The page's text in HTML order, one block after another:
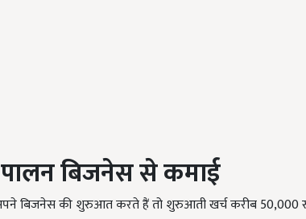
पालन बिजनेस से कमाई
बिजनेस की शुरुआत करते हैं तो शुरुआती खर्च करीब